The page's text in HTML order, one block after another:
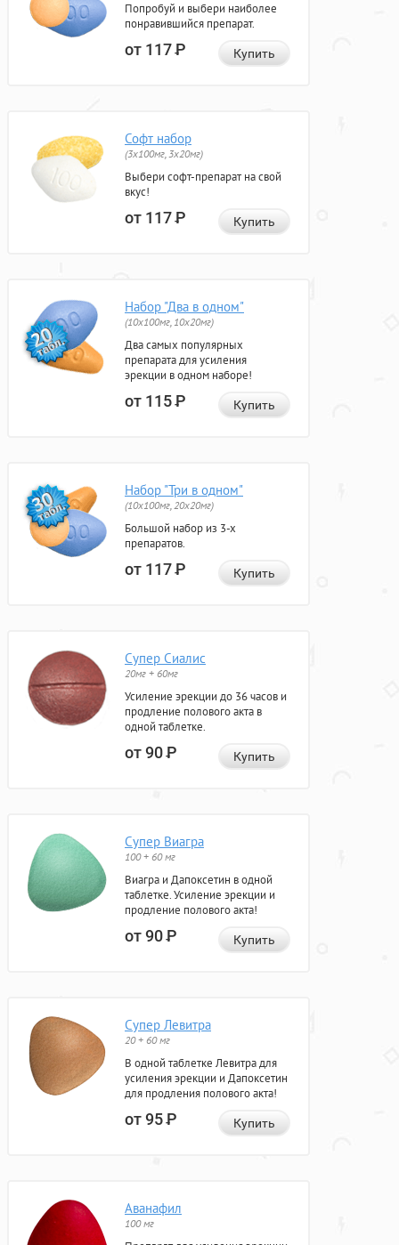
Попробуй и выбери наиболее
понравившийся препарат.
от 117Р Купить
Софт набор
(3x100мг, 3x20мг)
Выбери софт-препарат на свой
вкус!
от 117Р Купить
Набор "Два в одном"
(10x100мг, 10x20мг)
Два самых популярных
препарата для усиления
эрекции в одном наборе!
от 115Р Купить
Набор "Три в одном"
(10x100мг, 20x20мг)
Большой набор из 3-х
препаратов.
от 117Р Купить
Супер Сиалис
20мг + 60мг
Усиление эрекции до 36 часов и
продление полового акта в
одной таблетке.
от 90Р Купить
Супер Виагра
100 + 60 мг
Виагра и Дапоксетин в одной
таблетке. Усиление эрекции и
продление полового акта!
от 90Р Купить
Супер Левитра
20 + 60 мг
В одной таблетке Левитра для
усиления эрекции и Дапоксетин
для продления полового акта!
от 95Р Купить
Аванафил
100 мг